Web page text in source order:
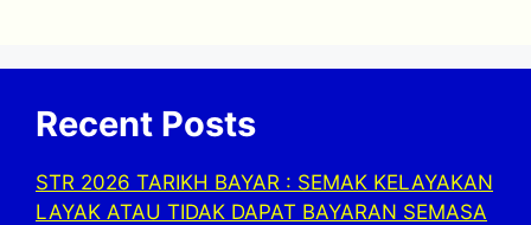
Recent Posts
STR 2026 TARIKH BAYAR : SEMAK KELAYAKAN
LAYAK ATAU TIDAK DAPAT BAYARAN SEMASA